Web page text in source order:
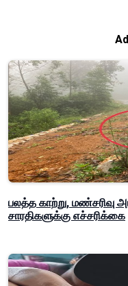
பலத்த காற்று, மண்சரிவு
சாரதிகளுக்கு எச்சரிக்கை